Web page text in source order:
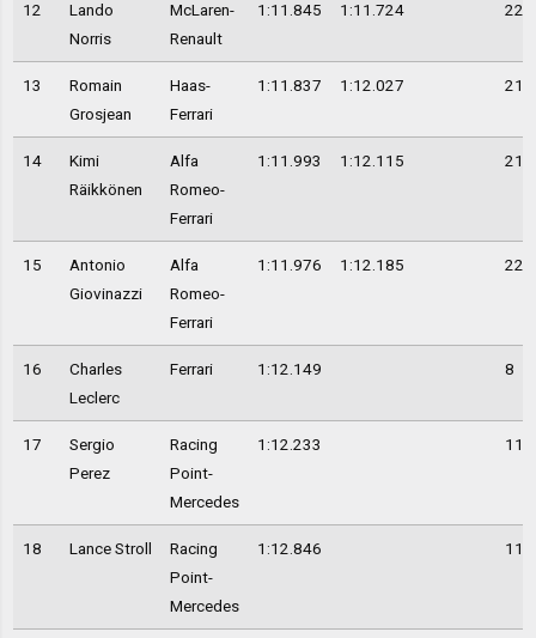
12
Lando
Norris
McLaren-
Renault
1:11.845 1:11.724 22
13
Romain
Grosjean
Haas-
Ferrari
1:11.837 1:12.027 21
14
Kimi
Räikkönen
Alfa
Romeo-
Ferrari
1:11.993 1:12.115 21
15
Antonio
Giovinazzi
Alfa
Romeo-
Ferrari
1:11.976 1:12.185 22
16
Charles
Leclerc
Ferrari 1:12.149 8
17
Sergio
Perez
Racing
Point-
Mercedes
1:12.233 11
18 Lance Stroll
Racing
Point-
Mercedes
1:12.846 11